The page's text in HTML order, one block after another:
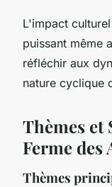
L'impact
puissant même
réfléchir aux
nature cyclique
Thèmes et
Ferme des
Thèmes